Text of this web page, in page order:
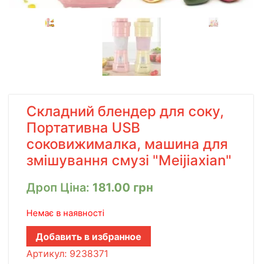
Складний блендер для соку,
Портативна USB
соковижималка, машина для
змішування смузі "Meijiaxian"
Дроп Ціна: 181.00 грн
Немає в наявності
Добавить в избранное
Артикул: 9238371